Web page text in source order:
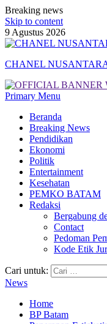
Breaking news
Skip to content
9 Agustus 2026
CHANEL
Primary Menu
Beranda
Breaking News
Pendidikan
Ekonomi
Politik
Entertainment
Kesehatan
PEMKO BATAM
Redaksi
Bergabung
Contact
Pedoman
Kode Etik
Cari untuk:
News
Home
BP Batam